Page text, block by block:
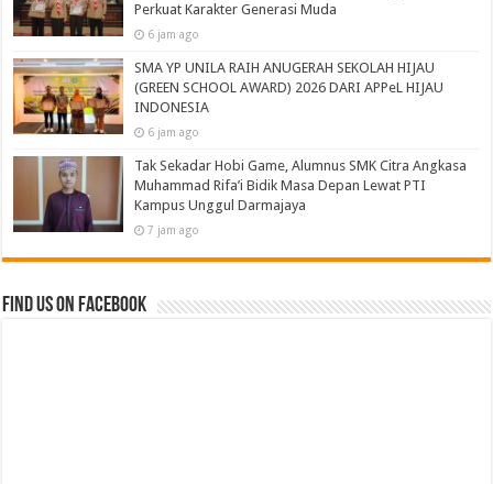
Perkuat Karakter Generasi Muda
6 jam ago
SMA YP UNILA RAIH ANUGERAH SEKOLAH HIJAU
(GREEN SCHOOL AWARD) 2026 DARI APPeL HIJAU
INDONESIA
6 jam ago
Tak Sekadar Hobi Game, Alumnus SMK Citra Angkasa
Muhammad Rifa’i Bidik Masa Depan Lewat PTI
Kampus Unggul Darmajaya
7 jam ago
Find us on Facebook